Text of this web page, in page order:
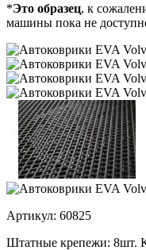
*Это образец, к
машины пока не
Артикул: 60825
Штатные крепежи: 8шт.